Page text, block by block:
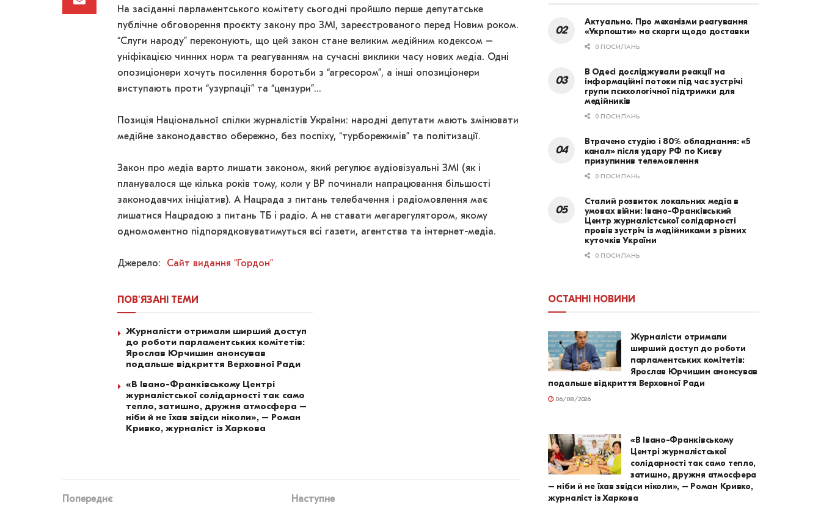
На засіданні парламентського комітету сьогодні пройшло перше депутатське
публічне обговорення проєкту закону про ЗМІ, зареєстрованого перед Новим роком.
“Слуги народу” переконують, що цей закон стане великим медійним кодексом –
уніфікацією чинних норм та реагуванням на сучасні виклики часу нових медіа. Одні
опозиціонери хочуть посилення боротьби з “агресором”, а інші опозиціонери
виступають проти “узурпації” та “цензури”…
Позиція Національної спілки журналістів України: народні депутати мають змінювати
медійне законодавство обережно, без поспіху, “турборежимів” та політизації.
Закон про медіа варто лишати законом, який регулює аудіовізуальні ЗМІ (як і
планувалося ще кілька років тому, коли у ВР починали напрацювання більшості
законодавчих ініціатив). А Нацрада з питань телебачення і радіомовлення має
лишатися Нацрадою з питань ТБ і радіо. А не ставати мегарегулятором, якому
одномоментно підпорядковуватимуться всі газети, агентства та інтернет-медіа.
Джерело: Сайт видання “Гордон”
ПОВ'ЯЗАНІ ТЕМИ
Журналісти отримали ширший доступ
до роботи парламентських комітетів:
Ярослав Юрчишин анонсував
подальше відкриття Верховної Ради
«В Івано-Франківському Центрі
журналістської солідарності так само
тепло, затишно, дружня атмосфера –
ніби й не їхав звідси ніколи», – Роман
Кривко, журналіст із Харкова
Попереднє Наступне
Актуально. Про механізми реагування
«Укрпошти» на скарги щодо доставки
0 ПОСИЛАНЬ
В Одесі досліджували реакції на
інформаційні потоки під час зустрічі
групи психологічної підтримки для
медійників
0 ПОСИЛАНЬ
Втрачено студію і 80% обладнання: «5
канал» після удару РФ по Києву
призупинив телемовлення
0 ПОСИЛАНЬ
Сталий розвиток локальних медіа в
умовах війни: Івано-Франківський
Центр журналістської солідарності
провів зустріч із медійниками з різних
куточків України
0 ПОСИЛАНЬ
ОСТАННІ НОВИНИ
Журналісти отримали
ширший доступ до роботи
парламентських комітетів:
Ярослав Юрчишин анонсував
подальше відкриття Верховної Ради
06/08/2026
«В Івано-Франківському
Центрі журналістської
солідарності так само тепло,
затишно, дружня атмосфера
– ніби й не їхав звідси ніколи», – Роман Кривко,
журналіст із Харкова